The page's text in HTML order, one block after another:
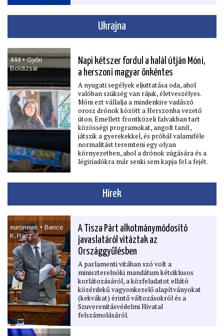
technikailag is azon dolgozik, hogy a
források döntő része valóban lehívható
legyen. Az uniós rendszer ráadásul nem
ha a legfontosabb feltételek teljesülnek,
akkor még részleges csúszások vagy kisebb
hiányosságok mellett is megmaradhat a
kiﬁzetések túlnyomó része.
Ukrajna
444 • Győri
Boldizsár
Napi kétszer fordul a halál útján Móni,
a herszoni magyar önkéntes
A nyugati segélyek eljuttatása oda, ahol
valóban szükség van rájuk, életveszélyes.
Móni ezt vállalja a mindenkire vadászó
orosz drónok között a Herszonba vezető
úton. Emellett frontközeli falvakban tart
közösségi programokat, angolt tanít,
játszik a gyerekekkel, és próbál valamiféle
normalitást teremteni egy olyan
környezetben, ahol a drónok zúgására és a
légiriadókra már senki sem kapja fel a fejét.
Hírek
euronews • Bence
K․Racz
A Tisza Párt alkotmánymódosító
javaslatáról vitáztak az
Országgyűlésben
A parlamenti vitában szó volt a
miniszterelnöki mandátum kétciklusos
korlátozásáról, a közfeladatot ellátó
közérdekű vagyonkezelő alapítványokat
(kekvákat) érintő változásokról és a
Szuverenitásvédelmi Hivatal
felszámolásáról.